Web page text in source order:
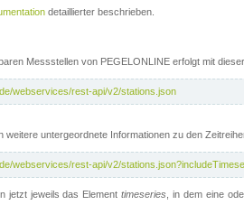
detaillierter beschrieben.
Messstellen von PEGELONLINE erfolgt mit
webservices/rest-api/v2/stations.json
weitere untergeordnete Informationen zu den
webservices/rest-api/v2/
jetzt jeweils das Elementtimeseries , in dem eine